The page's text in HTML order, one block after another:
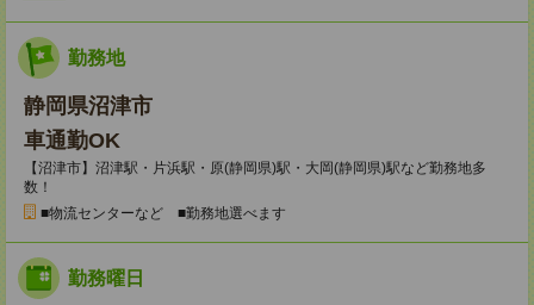
勤務地
静岡県沼津市
車通勤OK
【沼津市】沼津駅・片浜駅・原(静岡県)駅・大岡(静岡県)駅など勤務地多
数！
■物流センターなど ■勤務地選べます
勤務曜日